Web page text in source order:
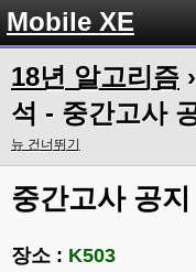
Mobile XE
18년 알고리즘
석 - 중간고사
뉴 건너뛰기
중간고사 공지
장소 : K503